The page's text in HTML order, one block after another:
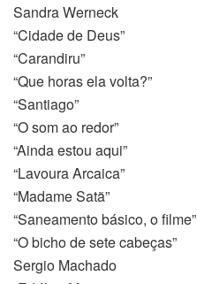
Sandra Werneck
“Cidade de Deus”
“Carandiru”
“Que horas ela volta?”
“Santiago”
“O som ao redor”
“Ainda estou aqui”
“Lavoura Arcaica”
“Madame Satã”
“Saneamento básico, o filme”
“O bicho de sete cabeças”
Sergio Machado